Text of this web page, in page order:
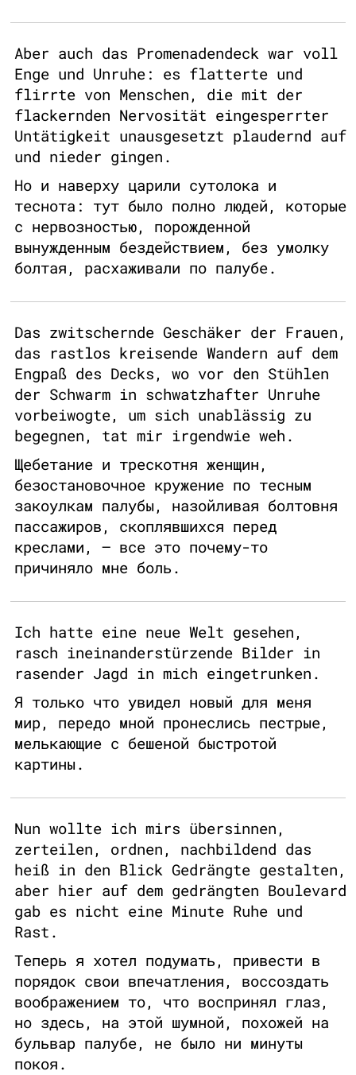
Aber auch das Promenadendeck war voll
Enge und Unruhe: es flatterte und
flirrte von Menschen, die mit der
flackernden Nervosität eingesperrter
Untätigkeit unausgesetzt plaudernd auf
und nieder gingen.
Но и наверху царили сутолока и
теснота: тут было полно людей, которые
с нервозностью, порожденной
вынужденным бездействием, без умолку
болтая, расхаживали по палубе.
Das zwitschernde Geschäker der Frauen,
das rastlos kreisende Wandern auf dem
Engpaß des Decks, wo vor den Stühlen
der Schwarm in schwatzhafter Unruhe
vorbeiwogte, um sich unablässig zu
begegnen, tat mir irgendwie weh.
Щебетание и трескотня женщин,
безостановочное кружение по тесным
закоулкам палубы, назойливая болтовня
пассажиров, скоплявшихся перед
креслами, — все это почему-то
причиняло мне боль.
Ich hatte eine neue Welt gesehen,
rasch ineinanderstürzende Bilder in
rasender Jagd in mich eingetrunken.
Я только что увидел новый для меня
мир, передо мной пронеслись пестрые,
мелькающие с бешеной быстротой
картины.
Nun wollte ich mirs übersinnen,
zerteilen, ordnen, nachbildend das
heiß in den Blick Gedrängte gestalten,
aber hier auf dem gedrängten Boulevard
gab es nicht eine Minute Ruhe und
Rast.
Теперь я хотел подумать, привести в
порядок свои впечатления, воссоздать
воображением то, что воспринял глаз,
но здесь, на этой шумной, похожей на
бульвар палубе, не было ни минуты
покоя.